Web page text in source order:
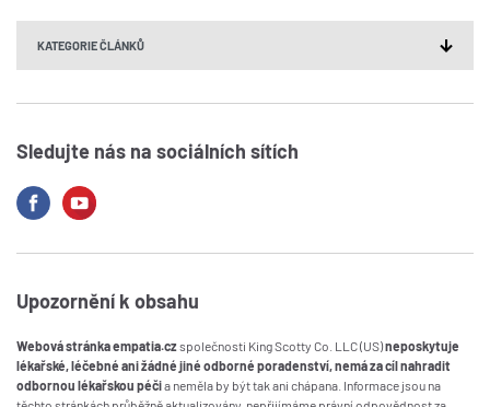
Sledujte nás na sociálních sítích
Upozornění k obsahu
Webová stránka empatia.czspolečnosti King Scotty Co. LLC (US)neposkytuje
lékařské, léčebné ani žádné jiné odborné poradenství, nemá za cíl nahradit
odbornou lékařskou péčia neměla by být tak ani chápana. Informace jsou na